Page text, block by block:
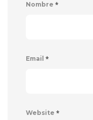
Nombre *
Email *
Website *